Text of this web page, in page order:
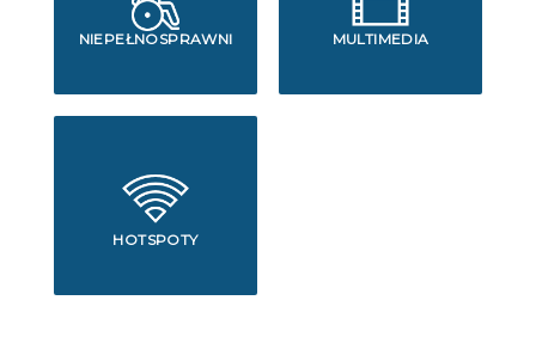
NIEPEŁNOSPRAWNI MULTIMEDIA
HOTSPOTY